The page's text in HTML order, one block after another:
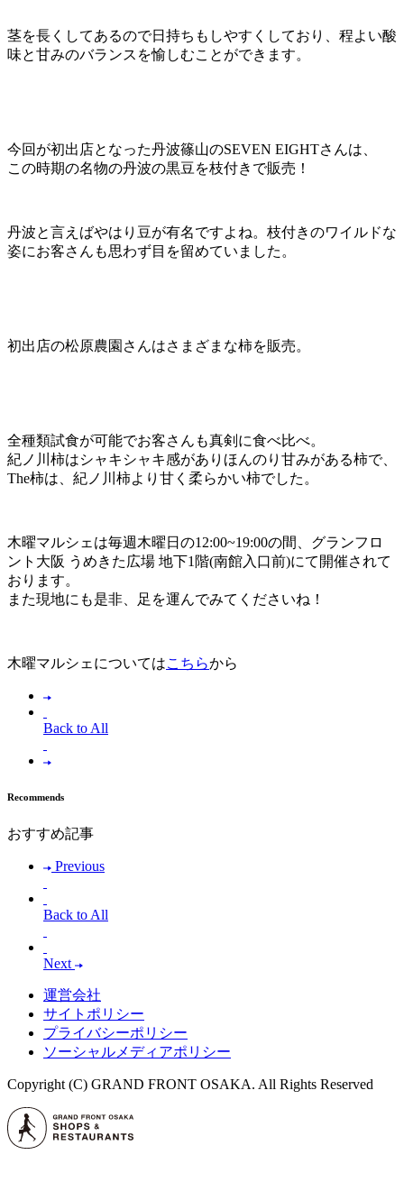
茎を長くしてあるので日持ちもしやすくしており、程よい酸
味と甘みのバランスを愉しむことができます。
今回が初出店となった丹波篠山のSEVEN EIGHTさんは、
この時期の名物の丹波の黒豆を枝付きで販売！
丹波と言えばやはり豆が有名ですよね。枝付きのワイルドな
姿にお客さんも思わず目を留めていました。
初出店の松原農園さんはさまざまな柿を販売。
全種類試食が可能でお客さんも真剣に食べ比べ。
紀ノ川柿はシャキシャキ感がありほんのり甘みがある柿で、
The柿は、紀ノ川柿より甘く柔らかい柿でした。
木曜マルシェは毎週木曜日の12:00~19:00の間、グランフロ
ント大阪 うめきた広場 地下1階(南館入口前)にて開催されて
おります。
また現地にも是非、足を運んでみてくださいね！
木曜マルシェについてはこちらから
Back to All
Recommends
おすすめ記事
Previous
Back to All
Next
運営会社
サイトポリシー
プライバシーポリシー
ソーシャルメディアポリシー
Copyright (C) GRAND FRONT OSAKA. All Rights Reserved